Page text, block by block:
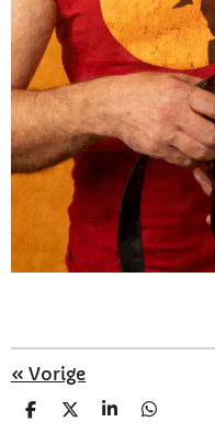
« Vorige
D
D
S
D